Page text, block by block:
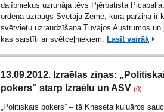
dalībniekus uzrunāja tēvs Pjērbatista
ordeņa uzraugs Svētajā Zemē, kura pārziņā ir
svētvietu uzraudzīšana Tuvajos Austrumos un
kas saistīti ar svētceļniekiem. Lasīt vairāk
13.09.2012. Izraēlas ziņas:
pokers” starp Izraēlu un ASV (0)
„Politiskais pokers” – tā Kneseta kuluāros